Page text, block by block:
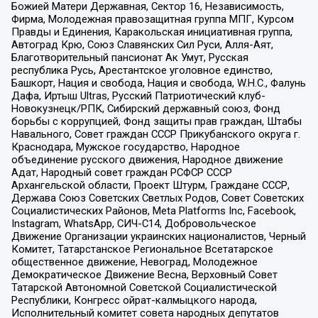
Божией Матери Державная, Сектор 16, Независимость,
Фирма, Молодежная правозащитная группа МПГ, Курсом
Правды и Единения, Каракольская инициативная группа,
Автоград Крю, Союз Славянских Сил Руси, Алля-Аят,
Благотворительный пансионат Ак Умут, Русская
республика Русь, Арестантское уголовное единство,
Башкорт, Нация и свобода, Нация и свобода, W.H.С., Фалунь
Дафа, Иртыш Ultras, Русский Патриотический клуб-
Новокузнецк/РПК, Сибирский державный союз, Фонд
борьбы с коррупцией, Фонд защиты прав граждан, Штабы
Навального, Совет граждан СССР Прикубанского округа г.
Краснодара, Мужское государство, Народное
объединение русского движения, Народное движение
Адат, Народный совет граждан РСФСР СССР
Архангельской области, Проект Штурм, Граждане СССР,
Держава Союз Советских Светлых Родов, Совет Советских
Социалистических Районов, Meta Platforms Inc, Facebook,
Instagram, WhatsApp, СИЧ-С14, Добровольческое
Движение Организации украинских националистов, Черный
Комитет, Татарстанское Региональное Всетатарское
общественное движение, Невоград, Молодежное
Демократическое Движение Весна, Верховный Совет
Татарской Автономной Советской Социалистической
Республики, Конгресс ойрат-калмыцкого народа,
Исполнительный комитет совета народных депутатов